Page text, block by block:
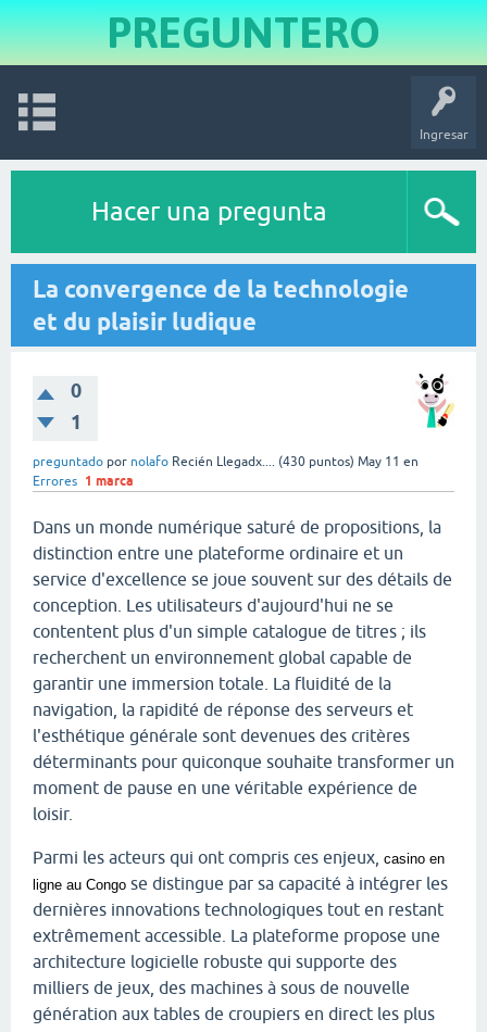
PREGUNTERO
Ingresar
Hacer una pregunta
La convergence de la technologie
et du plaisir ludique
0
1
preguntado por nolafo Recién Llegadx.... (430 puntos) May 11 en
Errores 1 marca
Dans un monde numérique saturé de propositions, la
distinction entre une plateforme ordinaire et un
service d'excellence se joue souvent sur des détails de
conception. Les utilisateurs d'aujourd'hui ne se
contentent plus d'un simple catalogue de titres ; ils
recherchent un environnement global capable de
garantir une immersion totale. La fluidité de la
navigation, la rapidité de réponse des serveurs et
l'esthétique générale sont devenues des critères
déterminants pour quiconque souhaite transformer un
moment de pause en une véritable expérience de
loisir.
Parmi les acteurs qui ont compris ces enjeux, casino en
ligne au Congo se distingue par sa capacité à intégrer les
dernières innovations technologiques tout en restant
extrêmement accessible. La plateforme propose une
architecture logicielle robuste qui supporte des
milliers de jeux, des machines à sous de nouvelle
génération aux tables de croupiers en direct les plus